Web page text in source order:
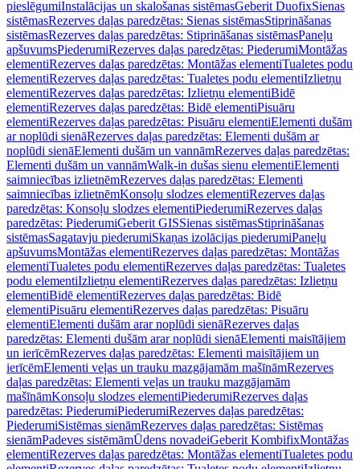
pieslēgumiInstalācijas un skalošanas sistēmasGeberit DuofixSienas
sistēmasRezerves daļas paredzētas: Sienas sistēmasStiprināšanas
sistēmasRezerves daļas paredzētas: Stiprināšanas sistēmasPaneļu
apšuvumsPiederumiRezerves daļas paredzētas: PiederumiMontāžas
elementiRezerves daļas paredzētas: Montāžas elementiTualetes podu
elementiRezerves daļas paredzētas: Tualetes podu elementiIzlietņu
elementiRezerves daļas paredzētas: Izlietņu elementiBidē
elementiRezerves daļas paredzētas: Bidē elementiPisuāru
elementiRezerves daļas paredzētas: Pisuāru elementiElementi dušām
ar noplūdi sienāRezerves daļas paredzētas: Elementi dušām ar
noplūdi sienāElementi dušām un vannāmRezerves daļas paredzētas:
Elementi dušām un vannāmWalk-in dušas sienu elementiElementi
saimniecības izlietnēmRezerves daļas paredzētas: Elementi
saimniecības izlietnēmKonsoļu slodzes elementiRezerves daļas
paredzētas: Konsoļu slodzes elementiPiederumiRezerves daļas
paredzētas: PiederumiGeberit GISSienas sistēmasStiprināšanas
sistēmasSagatavju piederumiSkaņas izolācijas piederumiPaneļu
apšuvumsMontāžas elementiRezerves daļas paredzētas: Montāžas
elementiTualetes podu elementiRezerves daļas paredzētas: Tualetes
podu elementiIzlietņu elementiRezerves daļas paredzētas: Izlietņu
elementiBidē elementiRezerves daļas paredzētas: Bidē
elementiPisuāru elementiRezerves daļas paredzētas: Pisuāru
elementiElementi dušām arar noplūdi sienāRezerves daļas
paredzētas: Elementi dušām arar noplūdi sienāElementi maisītājiem
un ierīcēmRezerves daļas paredzētas: Elementi maisītājiem un
ierīcēmElementi veļas un trauku mazgājamām mašīnāmRezerves
daļas paredzētas: Elementi veļas un trauku mazgājamām
mašīnāmKonsoļu slodzes elementiPiederumiRezerves daļas
paredzētas: PiederumiPiederumiRezerves daļas paredzētas:
PiederumiSistēmas sienāmRezerves daļas paredzētas: Sistēmas
sienāmPadeves sistēmāmŪdens novadeiGeberit KombifixMontāžas
elementiRezerves daļas paredzētas: Montāžas elementiTualetes podu